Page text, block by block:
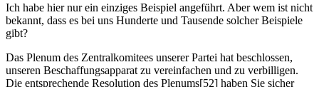
Ich habe hier nur ein einziges Beispiel angeführt. Aber wem ist nicht
bekannt, dass es bei uns Hunderte und Tausende solcher Beispiele
gibt?
Das Plenum des Zentralkomitees unserer Partei hat beschlossen,
unseren Beschaffungsapparat zu vereinfachen und zu verbilligen.
Die entsprechende Resolution des Plenums[52] haben Sie sicher